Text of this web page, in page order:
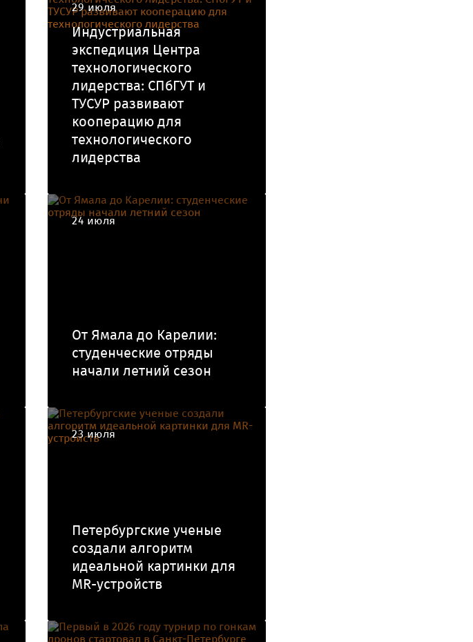
29 июля
Индустриальная
экспедиция Центра
технологического
лидерства: СПбГУТ и
ТУСУР развивают
кооперацию для
технологического
лидерства
24 июля
От Ямала до Карелии:
студенческие отряды
начали летний сезон
23 июля
Петербургские ученые
создали алгоритм
идеальной картинки для
MR-устройств